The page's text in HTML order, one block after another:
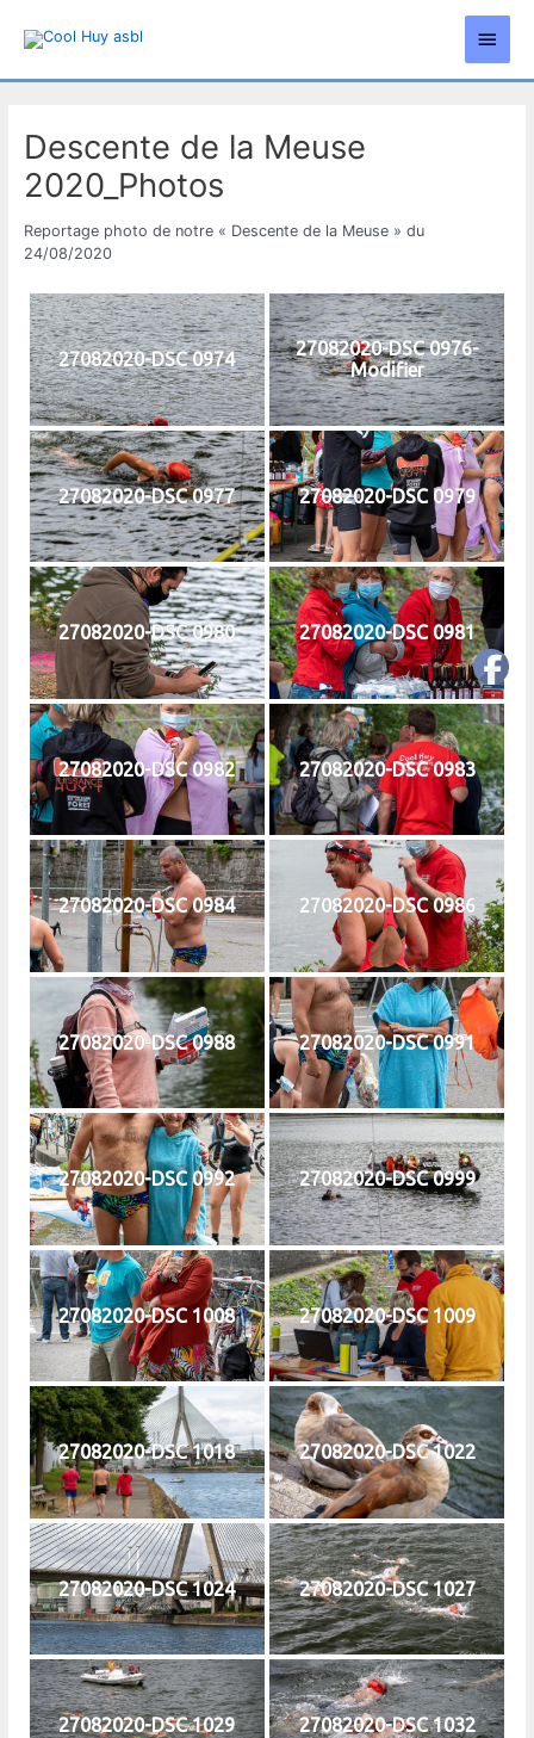
Menu
Descente de la Meuse
2020_Photos
Reportage photo de notre « Descente de la Meuse » du
24/08/2020
27082020-DSC 0974
27082020-DSC 0976-
Modifier
27082020-DSC 0977 27082020-DSC 0979
27082020-DSC 0980 27082020-DSC 0981
27082020-DSC 0982 27082020-DSC 0983
27082020-DSC 0984 27082020-DSC 0986
27082020-DSC 0988 27082020-DSC 0991
27082020-DSC 0992 27082020-DSC 0999
27082020-DSC 1008 27082020-DSC 1009
27082020-DSC 1018 27082020-DSC 1022
27082020-DSC 1024 27082020-DSC 1027
27082020-DSC 1029 27082020-DSC 1032